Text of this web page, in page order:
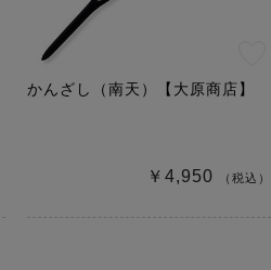
かんざし（南天）【大原商店】
￥4,950 （税込）